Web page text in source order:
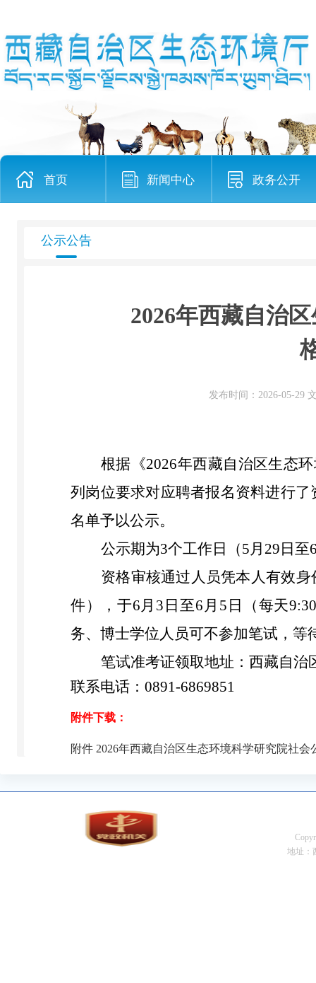
首页 新闻中心 政务公开
公示公告
2026年西藏自治
发布时间：2026-05-29
根据《2026年西藏自治区生态
列岗位要求对应聘者报名资料进行
名单予以公示。
公示期为3个工作日（5月 29 日至
资格审核通过人员凭本人有效
件），于6月 3 日至6 月 5 日（每天
务、博士学位人员可不参加笔试，等
笔试准考证领取地址：西藏自治
联系电话： 0891-6869851
附件下载：
附件 2026年西藏自治区生态环境科学研究院社
地址：